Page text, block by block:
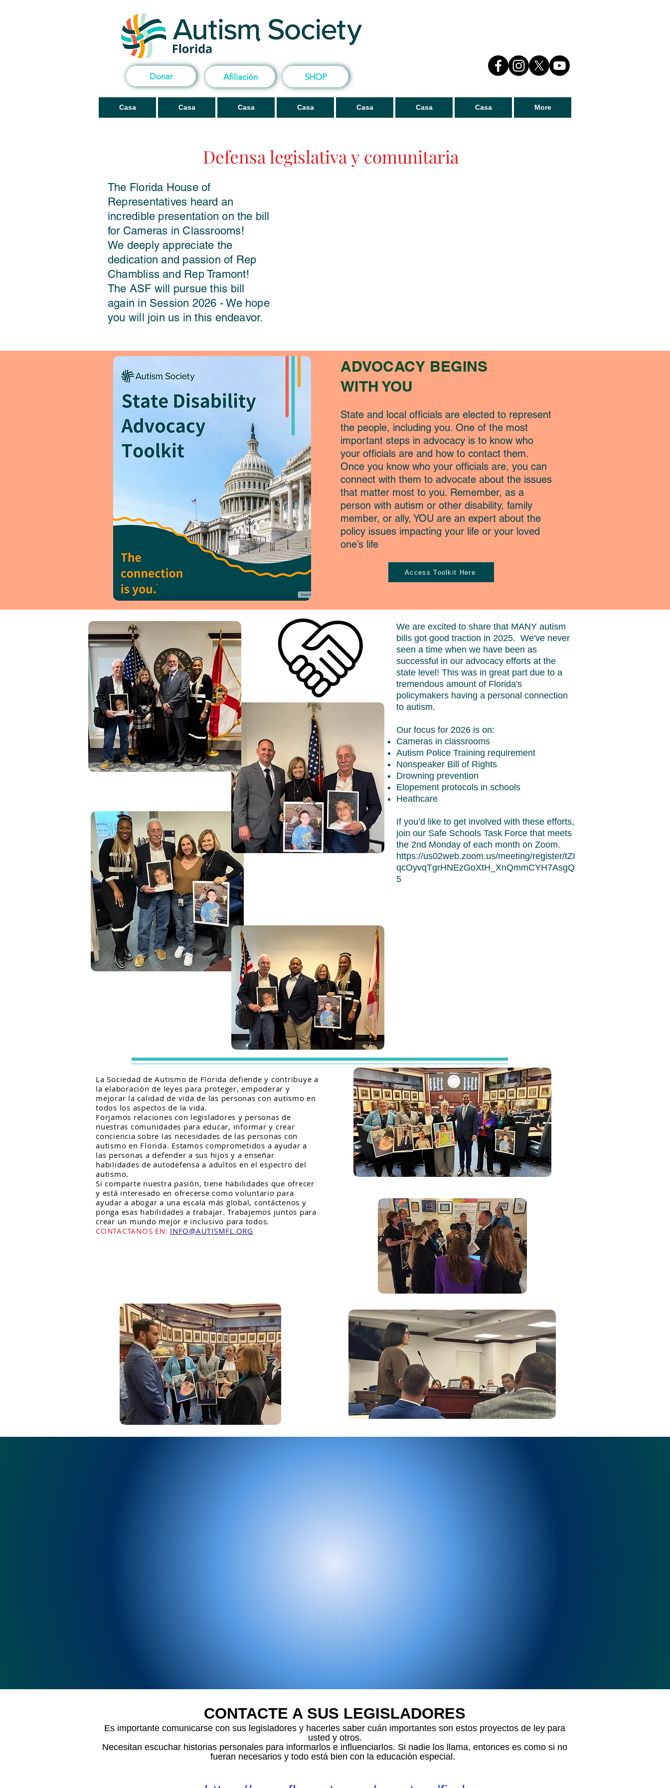
Donar Afiliación SHOP
Casa Casa Casa Casa Casa Casa Casa More
Defensa legislativa y comunitaria
The Florida House of
Representatives heard an
incredible presentation on the bill
for Cameras in Classrooms!
We deeply appreciate the
dedication and passion of Rep
Chambliss and Rep Tramont!
The ASF will pursue this bill
again in Session 2026 - We hope
you will join us in this endeavor.
ADVOCACY BEGINS
WITH YOU
State and local officials are elected to represent
the people, including you. One of the most
important steps in advocacy is to know who
your officials are and how to contact them.
Once you know who your officials are, you can
connect with them to advocate about the issues
that matter most to you. Remember, as a
person with autism or other disability, family
member, or ally, YOU are an expert about the
policy issues impacting your life or your loved
one’s life
Access Toolkit Here
We are excited to share that MANY autism
bills got good traction in 2025. We've never
seen a time when we have been as
successful in our advocacy efforts at the
state level! This was in great part due to a
tremendous amount of Florida's
policymakers having a personal connection
to autism.
Our focus for 2026 is on:
Cameras in classrooms
Autism Police Training requirement
Nonspeaker Bill of Rights
Drowning prevention
Elopement protocols in schools
Heathcare
If you’d like to get involved with these efforts,
join our Safe Schools Task Force that meets
the 2nd Monday of each month on Zoom.
https://us02web.zoom.us/meeting/register/tZI
qcOyvqTgrHNEzGoXtH_XnQmmCYH7AsgQ
5
La Sociedad de Autismo de Florida defiende y contribuye a
la elaboración de leyes para proteger, empoderar y
mejorar la calidad de vida de las personas con autismo en
todos los aspectos de la vida.
Forjamos relaciones con legisladores y personas de
nuestras comunidades para educar, informar y crear
conciencia sobre las necesidades de las personas con
autismo en Florida. Estamos comprometidos a ayudar a
las personas a defender a sus hijos y a enseñar
habilidades de autodefensa a adultos en el espectro del
autismo.
Si comparte nuestra pasión, tiene habilidades que ofrecer
y está interesado en ofrecerse como voluntario para
ayudar a abogar a una escala más global, contáctenos y
ponga esas habilidades a trabajar. Trabajemos juntos para
crear un mundo mejor e inclusivo para todos.
CONTACTANOS EN: INFO@AUTISMFL.ORG
CONTACTE A SUS LEGISLADORES
Es importante comunicarse con sus legisladores y hacerles saber cuán importantes son estos proyectos de ley para
usted y otros.
Necesitan escuchar historias personales para informarlos e influenciarlos. Si nadie los llama, entonces es como si no
fueran necesarios y todo está bien con la educación especial.